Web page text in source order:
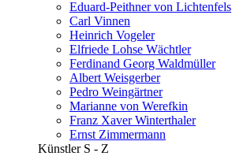
Eduard-Peithner von Lichtenfels
Carl Vinnen
Heinrich Vogeler
Elfriede Lohse Wächtler
Ferdinand Georg Waldmüller
Albert Weisgerber
Pedro Weingärtner
Marianne von Werefkin
Franz Xaver Winterthaler
Ernst Zimmermann
Künstler S - Z